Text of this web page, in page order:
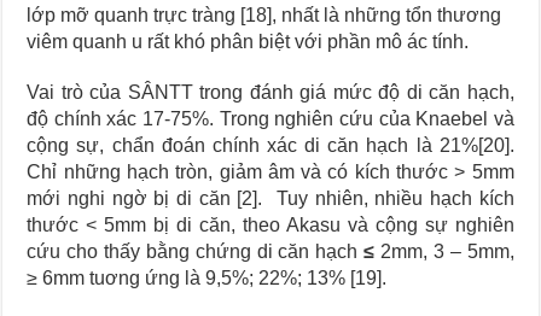
lớp mỡ quanh trực tràng [18], nhất là những tổn thương
viêm quanh u rất khó phân biệt với phần mô ác tính.
Vai trò của SÂNTT trong đánh giá mức độ di căn hạch,
độ chính xác 17-75%. Trong nghiên cứu của Knaebel và
cộng sự, chẩn đoán chính xác di căn hạch là 21%[20].
Chỉ những hạch tròn, giảm âm và có kích thước > 5mm
mới nghi ngờ bị di căn [2]. Tuy nhiên, nhiều hạch kích
thước < 5mm bị di căn, theo Akasu và cộng sự nghiên
cứu cho thấy bằng chứng di căn hạch≤ 2mm, 3 – 5mm,
≥ 6mm tuơng ứng là 9,5%; 22%; 13% [19].